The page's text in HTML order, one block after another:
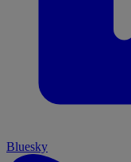
Bluesky